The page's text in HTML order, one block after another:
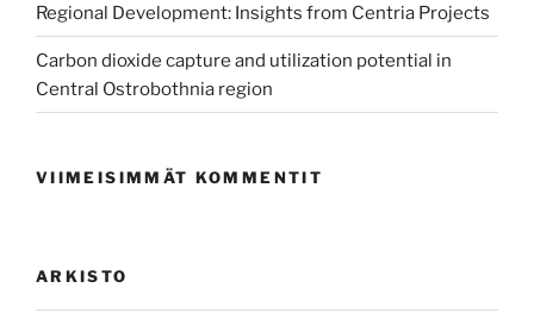
Regional Development: Insights from Centria Projects
Carbon dioxide capture and utilization potential in
Central Ostrobothnia region
VIIMEISIMMÄT KOMMENTIT
ARKISTO